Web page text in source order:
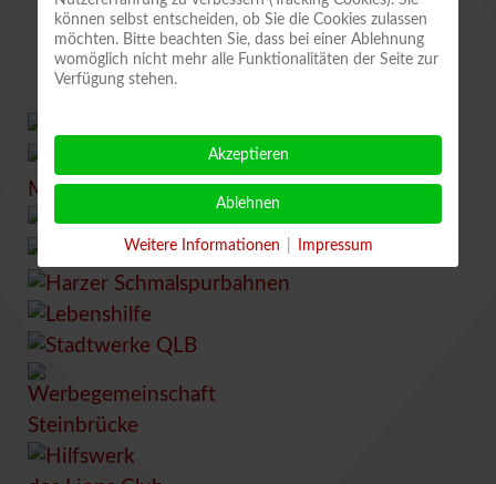
Weihnachtsgrüße der Bands
können selbst entscheiden, ob Sie die Cookies zulassen
möchten. Bitte beachten Sie, dass bei einer Ablehnung
womöglich nicht mehr alle Funktionalitäten der Seite zur
Verfügung stehen.
Akzeptieren
Ablehnen
Weitere Informationen Impressum